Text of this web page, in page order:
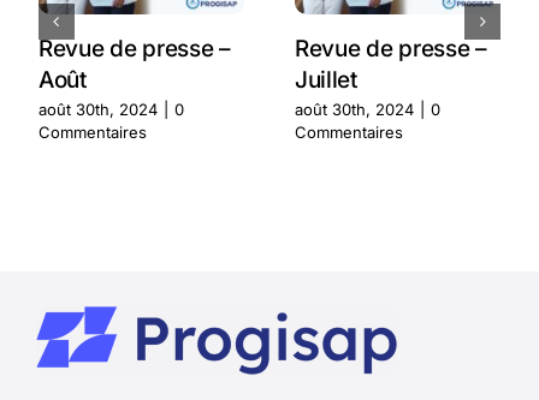
Revue de presse –
Août
août 30th, 2024
0
Commentaires
Revue de presse –
Juillet
août 30th, 2024
0
Commentaires